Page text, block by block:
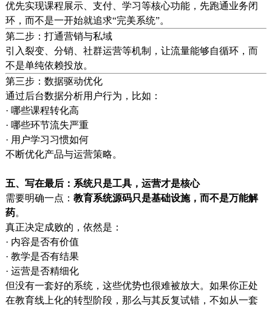
优先实现课程展示、支付、学习等核心功能，先跑通业务闭
环，而不是一开始就追求“完美系统”。
第二步：打通营销与私域
引入裂变、分销、社群运营等机制，让流量能够自循环，而
不是单纯依赖投放。
第三步：数据驱动优化
通过后台数据分析用户行为，比如：
· 哪些课程转化高
· 哪些环节流失严重
· 用户学习习惯如何
不断优化产品与运营策略。
五、写在最后：系统只是工具，运营才是核心
需要明确一点： 教育系统源码只是基础设施，而不是万能解
药。
真正决定成败的，依然是：
· 内容是否有价值
· 教学是否有结果
· 运营是否精细化
但没有一套好的系统，这些优势也很难被放大。如果你正处
在教育线上化的转型阶段，那么与其反复试错，不如从一套